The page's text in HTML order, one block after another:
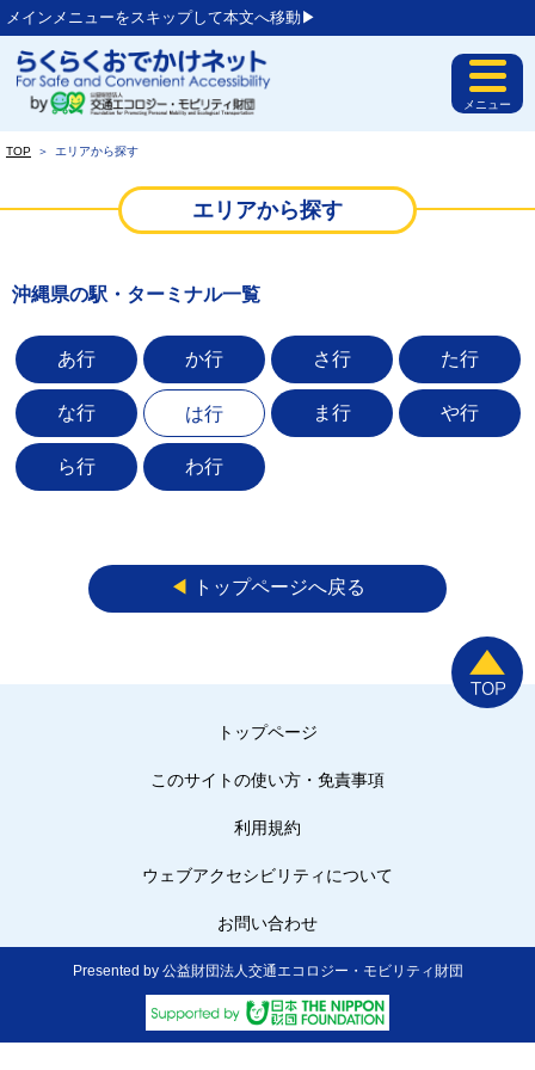
メインメニューをスキップして本文へ移動▶︎
メニュー
TOP ＞ エリアから探す
エリアから探す
沖縄県の駅・ターミナル一覧
あ行 か行 さ行 た行
な行 は行 ま行 や行
ら行 わ行
◀︎ トップページへ戻る
トップページ
このサイトの使い方・免責事項
利用規約
ウェブアクセシビリティについて
お問い合わせ
Presented by 公益財団法人交通エコロジー・モビリティ財団